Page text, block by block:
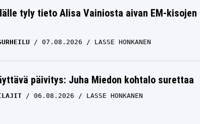
tyly tieto Alisa Vainiosta aivan EM-kisojen
07.08.2026 LASSE HONKANEN
päivitys: Juha Miedon kohtalo surettaa
06.08.2026 LASSE HONKANEN